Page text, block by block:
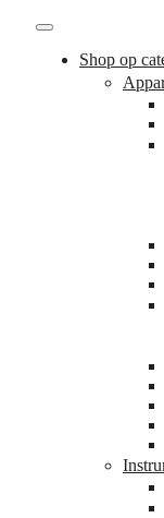
Shop op